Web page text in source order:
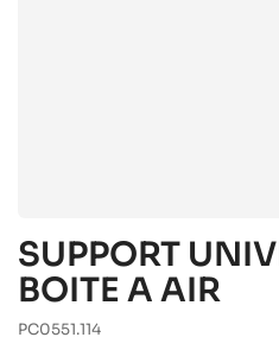
SUPPORT
BOITE A AIR
PC0551.114